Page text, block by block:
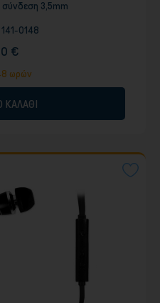
σύνδεση 3,5mm
141-0148
€
ωρών
ΚΑΛΑΘΙ